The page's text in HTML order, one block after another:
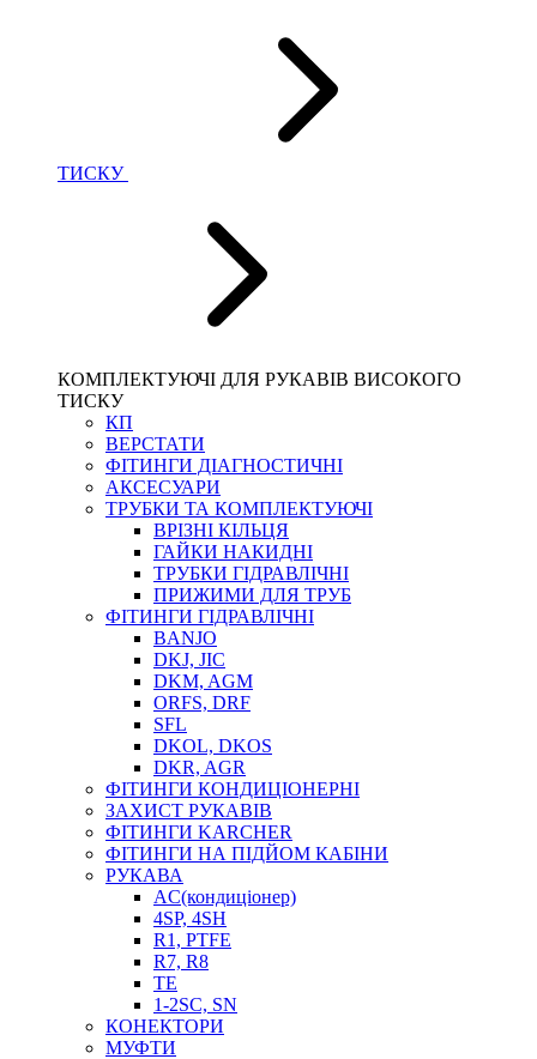
ТИСКУ
КОМПЛЕКТУЮЧІ ДЛЯ РУКАВІВ ВИСОКОГО
ТИСКУ
КП
ВЕРСТАТИ
ФІТИНГИ ДІАГНОСТИЧНІ
АКСЕСУАРИ
ТРУБКИ ТА КОМПЛЕКТУЮЧІ
ВРІЗНІ КІЛЬЦЯ
ГАЙКИ НАКИДНІ
ТРУБКИ ГІДРАВЛІЧНІ
ПРИЖИМИ ДЛЯ ТРУБ
ФІТИНГИ ГІДРАВЛІЧНІ
BANJO
DKJ, JIC
DKM, AGM
ORFS, DRF
SFL
DKOL, DKOS
DKR, AGR
ФІТИНГИ КОНДИЦІОНЕРНІ
ЗАХИСТ РУКАВІВ
ФІТИНГИ KARCHER
ФІТИНГИ НА ПІДЙОМ КАБІНИ
РУКАВА
AC(кондиціонер)
4SP, 4SH
R1, PTFE
R7, R8
TE
1-2SC, SN
КОНЕКТОРИ
МУФТИ